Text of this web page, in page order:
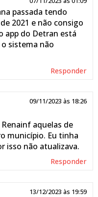
passada tendo
2021 e não consigo
app do Detran está
sistema não
Responder
09/11/2023 às 18:26
aquelas de
município. Eu tinha
isso não atualizava.
Responder
13/12/2023 às 19:59